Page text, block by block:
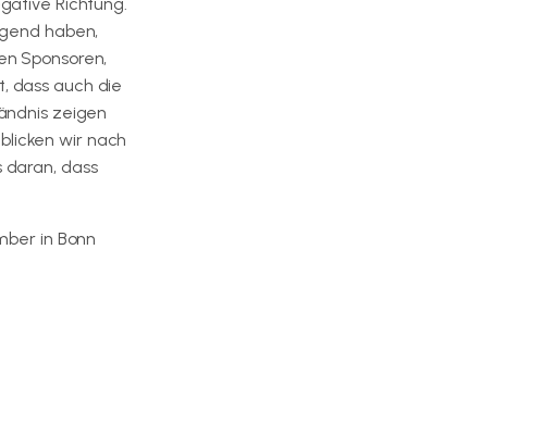
haben,
Sponsoren,
dass auch die
zeigen
wir nach
dass
in Bonn